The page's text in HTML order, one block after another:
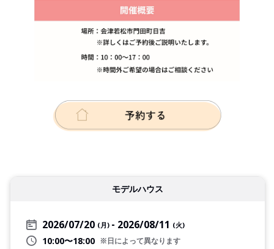
モデルハウス
2026/07/20 (月) 2026/08/11 (火)
10:00〜18:00 ※日によって異なります